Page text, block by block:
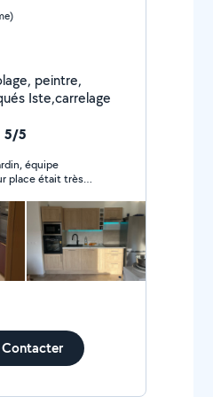
peintre,
Iste,carrelage
5/5
équipe
place était très
Contacter